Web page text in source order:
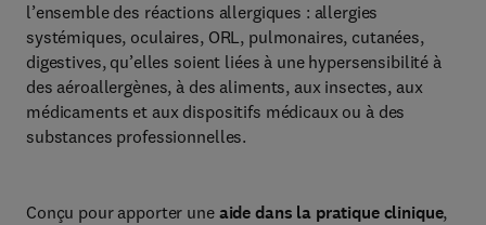
l’ensemble des réactions allergiques : allergies
systémiques, oculaires, ORL, pulmonaires, cutanées,
digestives, qu’elles soient liées à une hypersensibilité à
des aéroallergènes, à des aliments, aux insectes, aux
médicaments et aux dispositifs médicaux ou à des
substances professionnelles.
Conçu pour apporter une aide dans la pratique clinique,